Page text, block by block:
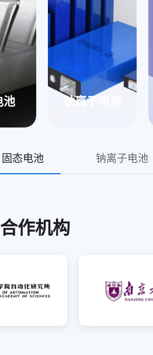
池 钠离子电池
固态电池 钠离子电池
作机构